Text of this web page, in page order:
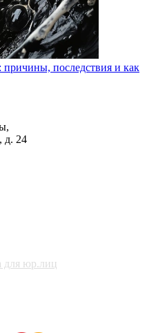
последствия и как
д. 24
для юр.лиц